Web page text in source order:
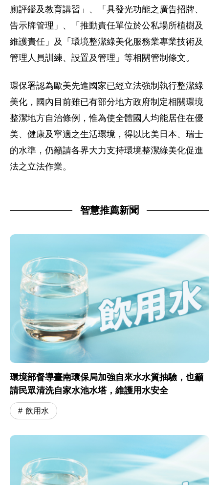
廁評鑑及教育講習」、「具發光功能之廣告招牌、
告示牌管理」、「推動責任單位於公私場所植樹及
維護責任」及「環境整潔綠美化服務業專業技術及
管理人員訓練、設置及管理」等相關管制條文。
環保署認為歐美先進國家已經立法強制執行整潔綠
美化，國內目前雖已有部分地方政府制定相關環境
整潔地方自治條例，惟為使全體國人均能居住在優
美、健康及寧適之生活環境，得以比美日本、瑞士
的水準，仍籲請各界大力支持環境整潔綠美化促進
法之立法作業。
智慧推薦新聞
環境部督導臺南環保局加強自來水水質抽驗，也籲
請民眾清洗自家水池水塔，維護用水安全
飲用水